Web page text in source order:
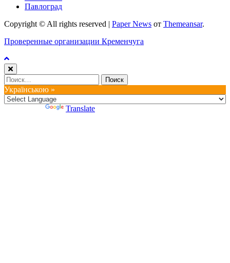
Павлоград
Copyright © All rights reserved | Paper News от Themeansar.
Проверенные организации Кременчуга
Найти:
Українською »
Translate